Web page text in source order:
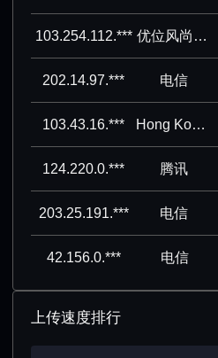
103.254.112.*** 优位风尚（北京）信息技术有限公司
202.14.97.*** 电信
103.43.16.*** Hong Kong San Ai Net Int'l Limited
124.220.0.*** 腾讯
203.25.191.*** 电信
42.156.0.*** 电信
上传速度排行